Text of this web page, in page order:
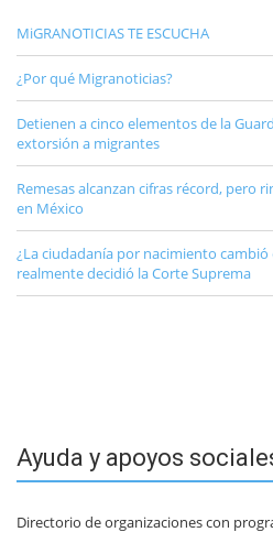
MiGRANOTICIAS TE ESCUCHA
¿Por qué Migranoticias?
Detienen a cinco elementos de la
extorsión a migrantes
Remesas alcanzan cifras récord, pero
en México
¿La ciudadanía por nacimiento cambió
realmente decidió la Corte Suprema
Ayuda y apoyos
Directorio de organizaciones con